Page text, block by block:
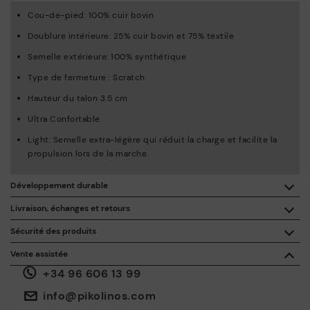
Vente assistée
+34 96 606 13 99
info@pikolinos.com
Sécurité des produits
La sécurité de nos produits nous tient à cœur. La vôtre aussi.
C'est pourquoi nous avons créé un espace où vous pouvez nous
contacter en cas d'incident ou de question sur la sécurité du
Cou-de-pied: 100% cuir bovin
Doublure intérieure: 25% cuir bovin et 75% textile
Semelle extérieure: 100% synthétique
Type de fermeture : Scratch
Hauteur du talon 3.5 cm
Ultra Confortable
Light: Semelle extra-légère qui réduit la charge et facilite la
propulsion lors de la marche.
Livraison, échanges et retours
Livraison gratuite à partir de 50 € d'achat.
30 jours pour les retours et les échanges*.
ViaMon compte ou dans
Développement durable
En achetant ce produit, vous soutenez une fabrication éco-
responsable du cuir via le Leather Working Group.
ISO 14006 Ecodesign: Notre collection inscrit la conception
de ces modèles sous le signe de l’étude des impacts
environnementaux au cours de tout le cycle de vie des